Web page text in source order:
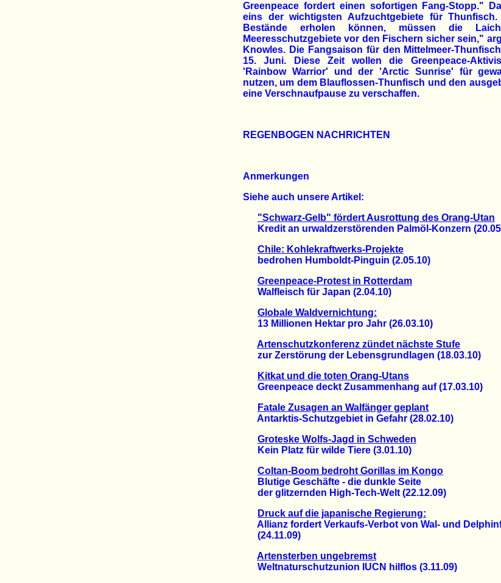
Greenpeace fordert einen sofortigen Fang-Stopp."
eins der wichtigsten Aufzuchtgebiete für
Bestände erholen können, müssen die
Meeresschutzgebiete vor den Fischern sicher sein,"
Knowles. Die Fangsaison für den Mittelmeer-
15. Juni. Diese Zeit wollen die Greenpeace-
'Rainbow Warrior' und der 'Arctic Sunrise' für
nutzen, um dem Blauflossen-Thunfisch und den
eine Verschnaufpause zu verschaffen.
REGENBOGEN NACHRICHTEN
Anmerkungen
Siehe auch unsere Artikel:
"Schwarz-Gelb" fördert Ausrottung des Orang-Utan
Kredit an urwaldzerstörenden Palmöl-Konzern
Chile: Kohlekraftwerks-Projekte
bedrohen Humboldt-Pinguin (2.05.10)
Greenpeace-Protest in Rotterdam
Walfleisch für Japan (2.04.10)
Globale Waldvernichtung:
13 Millionen Hektar pro Jahr (26.03.10)
Artenschutzkonferenz zündet nächste Stufe
zur Zerstörung der Lebensgrundlagen (18.03.10)
Kitkat und die toten Orang-Utans
Greenpeace deckt Zusammenhang auf (17.03.10)
Fatale Zusagen an Walfänger geplant
Antarktis-Schutzgebiet in Gefahr (28.02.10)
Groteske Wolfs-Jagd in Schweden
Kein Platz für wilde Tiere (3.01.10)
Coltan-Boom bedroht Gorillas im Kongo
Blutige Geschäfte - die dunkle Seite
der glitzernden High-Tech-Welt (22.12.09)
Druck auf die japanische Regierung:
Allianz fordert Verkaufs-Verbot von Wal- und
(24.11.09)
Artensterben ungebremst
Weltnaturschutzunion IUCN hilflos (3.11.09)